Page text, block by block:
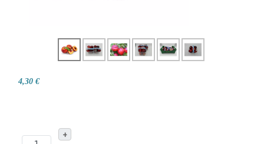
4,30 €
+